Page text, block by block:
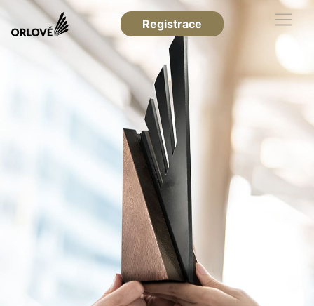
Registrace